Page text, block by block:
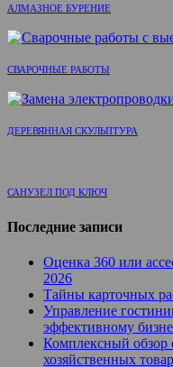
АЛМАЗНОЕ БУРЕНИЕ
СВАРОЧНЫЕ РАБОТЫ
ДЕРЕВЯННАЯ СКУЛЬПТУРА
САНУЗЕЛ ПОД КЛЮЧ
Последние записи
Оценка 360 или
2026
Тайны карточных
Управление
эффективному
Комплексный обзор
хозяйственных